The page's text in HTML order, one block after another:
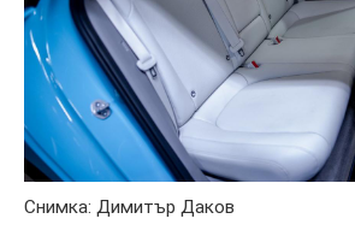
Снимка: Димитър Даков